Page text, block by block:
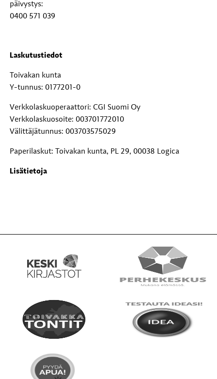
päivystys:
0400 571 039
Laskutustiedot
Toivakan kunta
Y-tunnus: 0177201-0
Verkkolaskuoperaattori: CGI Suomi Oy
Verkkolaskuosoite: 003701772010
Välittäjätunnus: 003703575029
Paperilaskut: Toivakan kunta, PL 29, 00038 Logica
Lisätietoja